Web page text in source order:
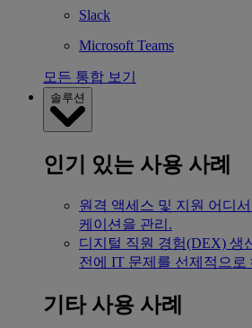
Slack
Microsoft Teams
모든 통합 보기
솔루션
인기 있는 사용 사례
원격 액세스 및 지원 어디
케이션을 관리.
디지털 직원 경험(DEX) 생
전에 IT 문제를 선제적으로
기타 사용 사례